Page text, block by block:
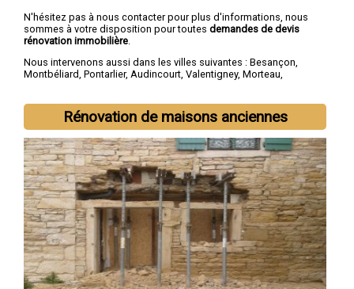
N'hésitez pas à nous contacter pour plus d'informations, nous
sommes à votre disposition pour toutes demandes de devis
rénovation immobilière
Nous intervenons aussi dans les villes suivantes : Besançon,
Montbéliard, Pontarlier, Audincourt, Valentigney, Morteau,
Rénovation de maisons anciennes